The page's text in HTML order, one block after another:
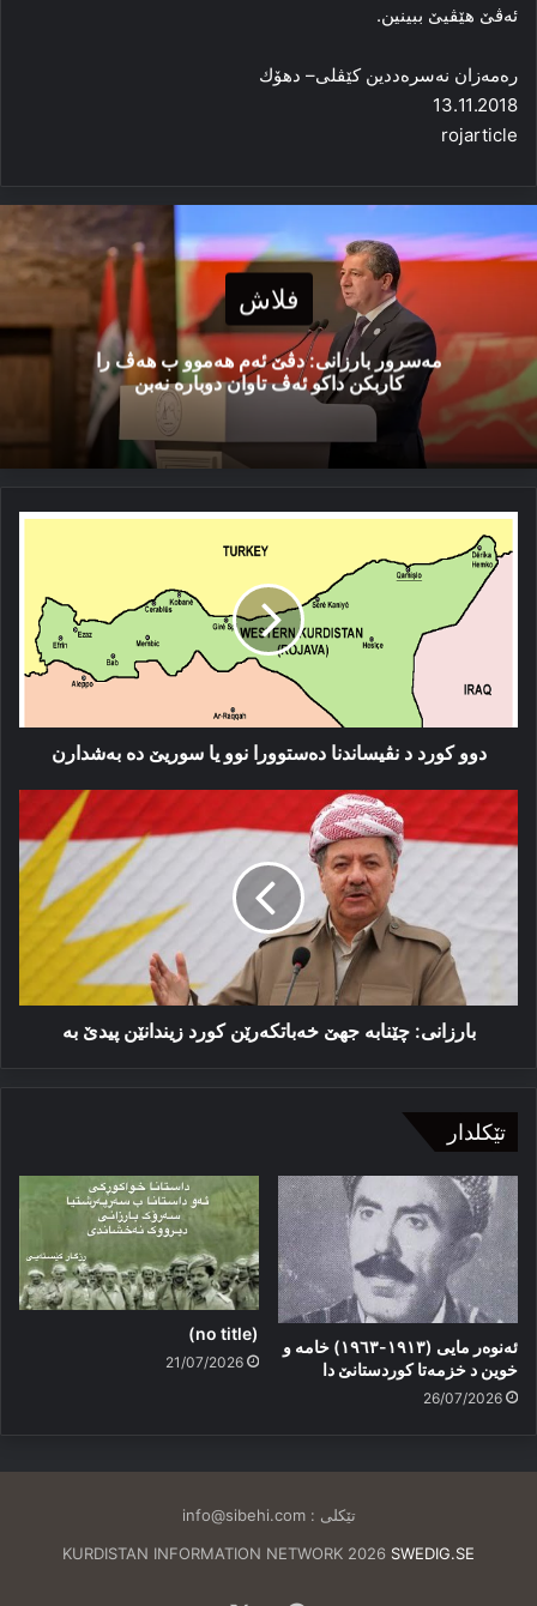
ئەڤێ هێڤیێ ببینین.
رەمەزان نەسرەددین کێڤلى– دهۆك
13.11.2018
rojarticle
فلاش
مەسرور بارزانی: دڤێ ئەم هەموو ب هەڤ را
کاربکن داکو ئەڤ تاوان دوبارە نەبن
دوو
كورد
نڤیساندنا
دەستوورا
سوریێ
دە
بەشدارن
دوو كورد د نڤیساندنا دەستوورا نوو یا سوریێ دە بەشدارن
بارزانی:
چێنابە
جھێ
خەباتكەرێن
كورد
زیندانێن
بارزانی: چێنابە جھێ خەباتكەرێن كورد زیندانێن پیدێ بە
تێکلدار
ئەنوەر مایی (١٩١٣-١٩٦٣) خامە و
خوین د خزمەتا کوردستانێ دا
26/07/2026
(no title)
21/07/2026
تێکلی :info@sibehi.com
KURDISTAN INFORMATION NETWORK 2026 SWEDIG.SE